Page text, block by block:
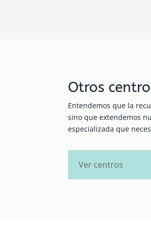
Otros
Entendemos que la
sino que extendemos
especializada que
Ver centros